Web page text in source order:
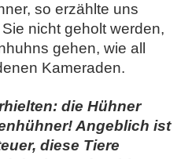
so erzählte uns
nicht geholt werden,
gehen, wie all
Kameraden.
die Hühner
Angeblich ist
diese Tiere